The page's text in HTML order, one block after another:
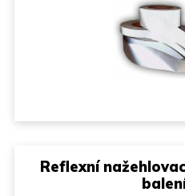
Reflexní